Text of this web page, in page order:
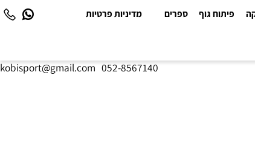
פיתוח גוף ספרים מדיניות פרטיות
kobisport@gmail.com |052-8567140